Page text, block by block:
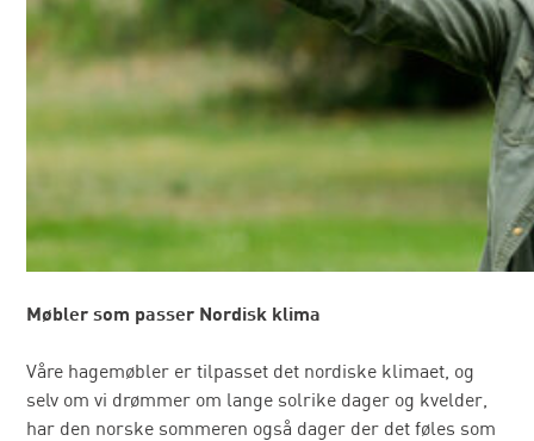
Møbler som passer Nordisk klima
Våre hagemøbler er tilpasset det nordiske klimaet, og
selv om vi drømmer om lange solrike dager og kvelder,
har den norske sommeren også dager der det føles som